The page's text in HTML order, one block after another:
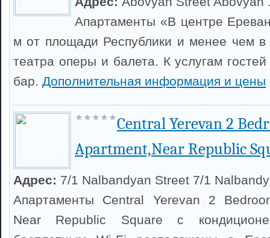
Апартаменты «В центре
м от площади Республики и менее чем в
театра оперы и балета. К услугам
бар. Дополнительная информация и цены
Central Yerevan 2
Apartment,Near Republic
Адрес: 7/1 Nalbandyan Street 7/1
Апартаменты Central Yerevan 2
Near Republic Square с